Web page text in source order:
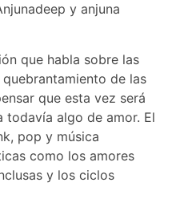
y anjuna
que habla sobre las
de las
que esta vez será
algo de amor. El
pop y música
como los amores
y los ciclos